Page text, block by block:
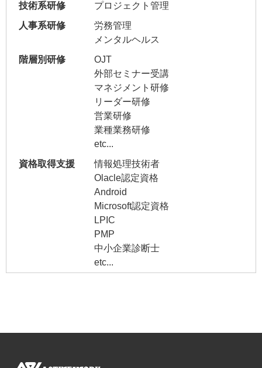
プロジェクト管理
労務管理
メンタルヘルス
OJT
外部セミナー受講
マネジメント研修
リーダー研修
営業研修
業種業務研修
etc...
情報処理技術者
Olacle認定資格
Android
Microsoft認定資格
LPIC
PMP
中小企業診断士
etc...